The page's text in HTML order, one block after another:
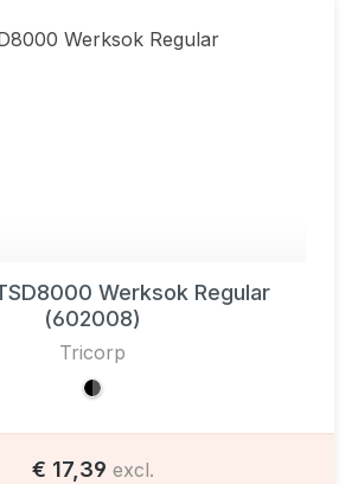
Werksok Regular
(602008)
Tricorp
€ 17,39 excl.